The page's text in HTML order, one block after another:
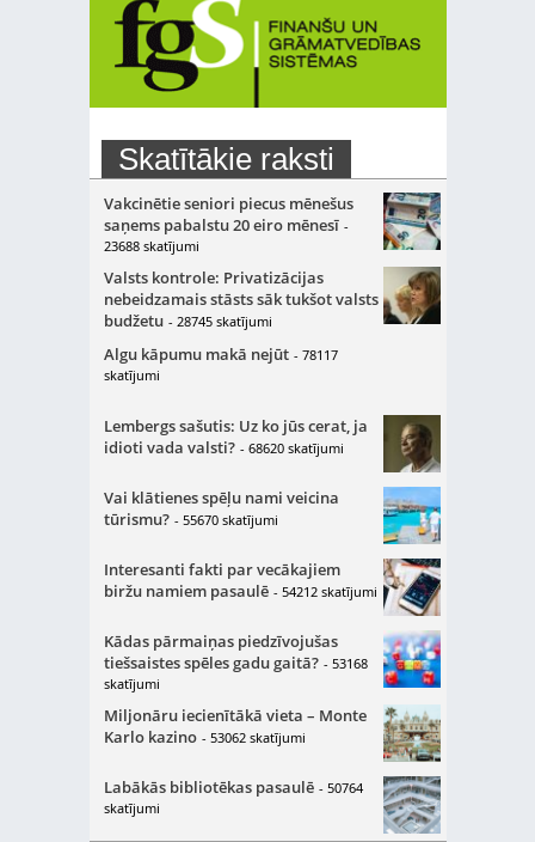
Skatītākie raksti
Vakcinētie seniori piecus mēnešus
saņems pabalstu 20 eiro mēnesī -
23688 skatījumi
Valsts kontrole: Privatizācijas
nebeidzamais stāsts sāk tukšot valsts
budžetu - 28745 skatījumi
Algu kāpumu makā nejūt - 78117
skatījumi
Lembergs sašutis: Uz ko jūs cerat, ja
idioti vada valsti? - 68620 skatījumi
Vai klātienes spēļu nami veicina
tūrismu? - 55670 skatījumi
Interesanti fakti par vecākajiem
biržu namiem pasaulē - 54212 skatījumi
Kādas pārmaiņas piedzīvojušas
tiešsaistes spēles gadu gaitā? - 53168
skatījumi
Miljonāru iecienītākā vieta – Monte
Karlo kazino - 53062 skatījumi
Labākās bibliotēkas pasaulē - 50764
skatījumi